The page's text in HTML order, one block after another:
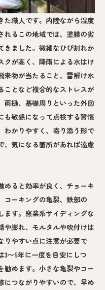
た職人です。内陸ながら湿度
れるこの地域では、塗膜の劣
きました。微細なひび割れか
クが高く、降雨による水はけ
来物が当たること、雪解け水
ことなど複合的なストレスが
雨樋、基礎周りといった外回
も敏感になって点検する習慣
わかりやすく、寄り添う形で
、気になる箇所があれば遠慮
めると効率が良く、チョーキ
コーキングの亀裂、鉄部の
ます。窯業系サイディングな
や膨れ、モルタルや吹付けは
りやすい点に注意が必要で
〜5年に一度を目安にしつ
勧めます。小さな亀裂やコー
につながりやすいので、早め